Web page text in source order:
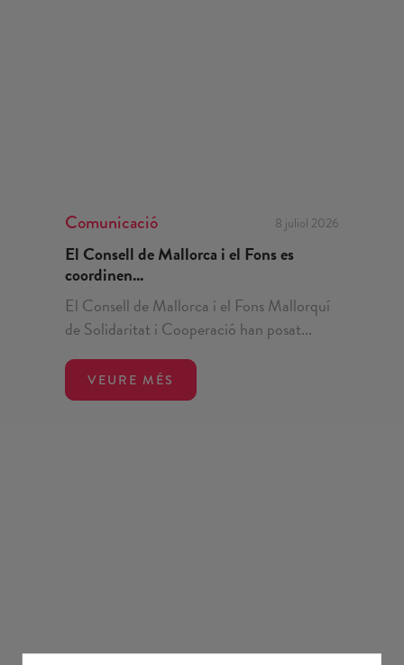
Comunicació 8 juliol 2026
El Consell de Mallorca i el Fons es
coordinen...
El Consell de Mallorca i el Fons Mallorquí
de Solidaritat i Cooperació han posat...
VEURE MÉS